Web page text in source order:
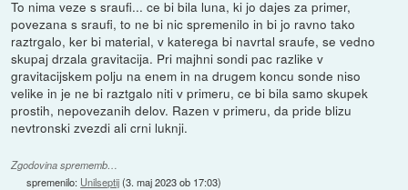
To nima veze s sraufi... ce bi bila luna, ki jo dajes za primer,
povezana s sraufi, to ne bi nic spremenilo in bi jo ravno tako
raztrgalo, ker bi material, v katerega bi navrtal sraufe, se vedno
skupaj drzala gravitacija. Pri majhni sondi pac razlike v
gravitacijskem polju na enem in na drugem koncu sonde niso
velike in je ne bi raztgalo niti v primeru, ce bi bila samo skupek
prostih, nepovezanih delov. Razen v primeru, da pride blizu
nevtronski zvezdi ali crni luknji.
Zgodovina sprememb…
spremenilo: Unilseptij(3. maj 2023 ob 17:03)